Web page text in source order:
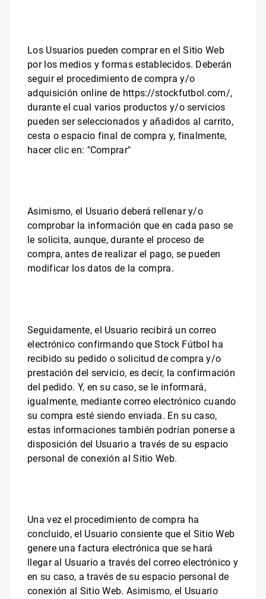
Los Usuarios pueden comprar en el Sitio Web
por los medios y formas establecidos. Deberán
seguir el procedimiento de compra y/o
adquisición online de https://stockfutbol.com/,
durante el cual varios productos y/o servicios
pueden ser seleccionados y añadidos al carrito,
cesta o espacio final de compra y, finalmente,
hacer clic en: "Comprar"
Asimismo, el Usuario deberá rellenar y/o
comprobar la información que en cada paso se
le solicita, aunque, durante el proceso de
compra, antes de realizar el pago, se pueden
modificar los datos de la compra.
Seguidamente, el Usuario recibirá un correo
electrónico confirmando queStock Fútbol ha
recibido su pedido o solicitud de compra y/o
prestación del servicio, es decir, la confirmación
del pedido. Y, en su caso, se le informará,
igualmente, mediante correo electrónico cuando
su compra esté siendo enviada. En su caso,
estas informaciones también podrían ponerse a
disposición del Usuario a través de su espacio
personal de conexión al Sitio Web.
Una vez el procedimiento de compra ha
concluido, el Usuario consiente que el Sitio Web
genere una factura electrónica que se hará
llegar al Usuario a través del correo electrónico y
en su caso, a través de su espacio personal de
conexión al Sitio Web. Asimismo, el Usuario